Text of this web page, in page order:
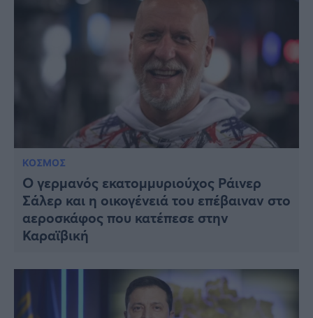
ΚΟΣΜΟΣ
Ο γερμανός εκατομμυριούχος Ράινερ
Σάλερ και η οικογένειά του επέβαιναν στο
αεροσκάφος που κατέπεσε στην
Καραϊβική